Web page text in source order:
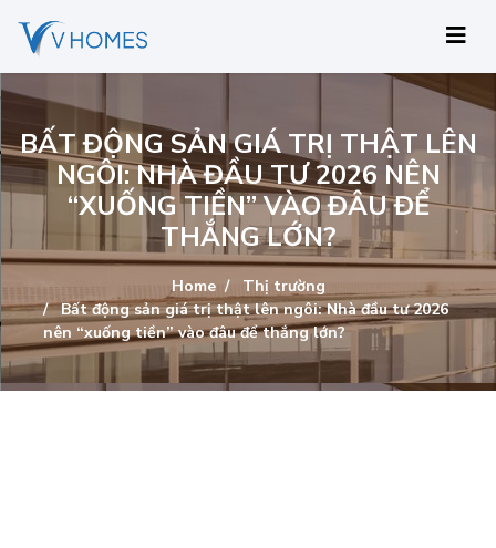
BẤT ĐỘNG SẢN GIÁ TRỊ THẬT LÊN
NGÔI: NHÀ ĐẦU TƯ 2026 NÊN
“XUỐNG TIỀN” VÀO ĐÂU ĐỂ
THẮNG LỚN?
Home
Thị trường
Bất động sản giá trị thật lên ngôi: Nhà đầu tư 2026
nên “xuống tiền” vào đâu để thắng lớn?